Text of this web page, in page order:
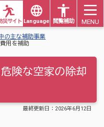
Languages 閲覧補助
災サイト MENU
の主な補助事業
用を補助
険な空家の除却
最終更新日： 2026年6月12日